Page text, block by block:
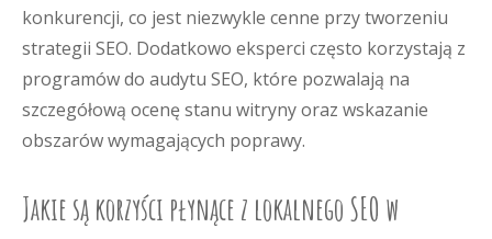
konkurencji, co jest niezwykle cenne przy tworzeniu
strategii SEO. Dodatkowo eksperci często korzystają z
programów do audytu SEO, które pozwalają na
szczegółową ocenę stanu witryny oraz wskazanie
obszarów wymagających poprawy.
Jakie są korzyści płynące z lokalnego SEO w